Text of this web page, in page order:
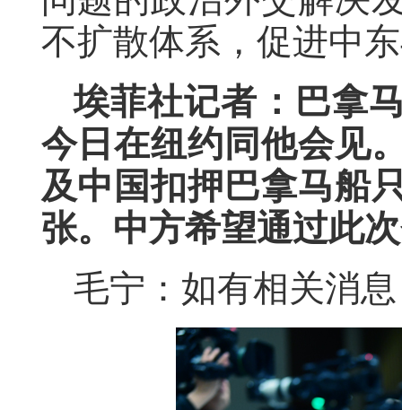
不扩散体系，促进中
埃菲社记者：巴拿
今日在纽约同他会见
及中国扣押巴拿马船
张。中方希望通过此
毛宁：如有相关消